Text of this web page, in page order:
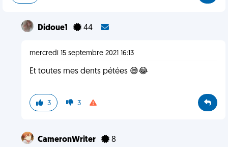
Didoue1 44
mercredi 15 septembre 2021 16:13
Et toutes mes dents pétées 😅😂
3 3
CameronWriter 8